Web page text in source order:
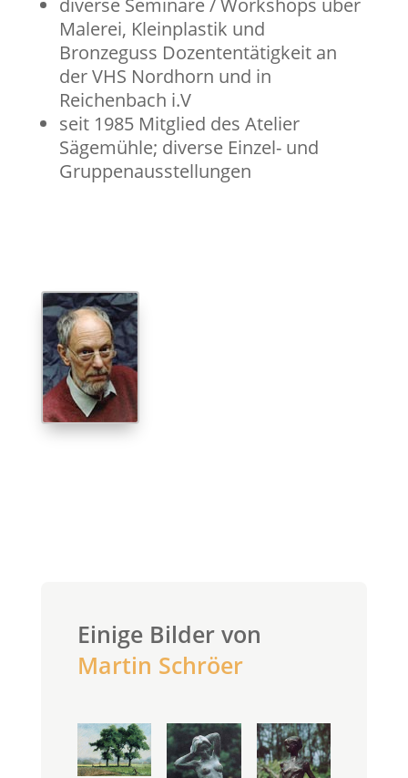
diverse Seminare / Workshops über
Malerei, Kleinplastik und
Bronzeguss Dozententätigkeit an
der VHS Nordhorn und in
Reichenbach i.V
seit 1985 Mitglied des Atelier
Sägemühle; diverse Einzel- und
Gruppenausstellungen
Einige Bilder von
Martin Schröer